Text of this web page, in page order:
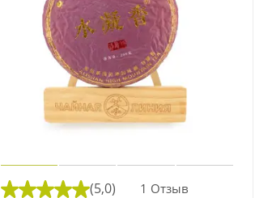
(5,0) 1 Отзыв